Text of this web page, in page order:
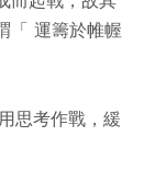
「 運籌於帷幄
思考作戰，緩